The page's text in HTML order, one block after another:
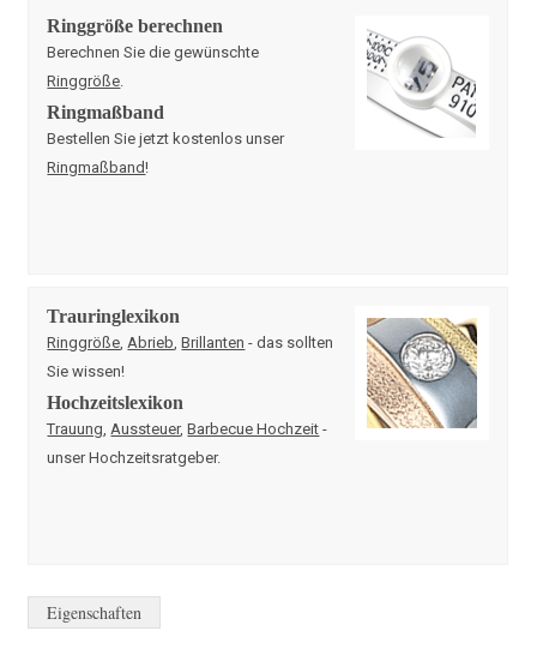
Ringgröße berechnen
Berechnen Sie die gewünschte
Ringgröße
Ringmaßband
Bestellen Sie jetzt kostenlos unser
Ringmaßband!
Trauringlexikon
Ringgröße Abrieb ,Brillanten - das sollten
Sie wissen!
Hochzeitslexikon
Trauung Aussteuer,Barbecue Hochzeit -
unser Hochzeitsratgeber.
Eigenschaften